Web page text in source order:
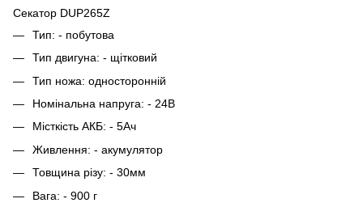
Секатор DUP265Z
Тип: - побутова
Тип двигуна: - щітковий
Тип ножа: односторонній
Номінальна напруга: - 24В
Місткість АКБ: - 5Ач
Живлення: - акумулятор
Товщина різу: - 30мм
Вага: - 900 г